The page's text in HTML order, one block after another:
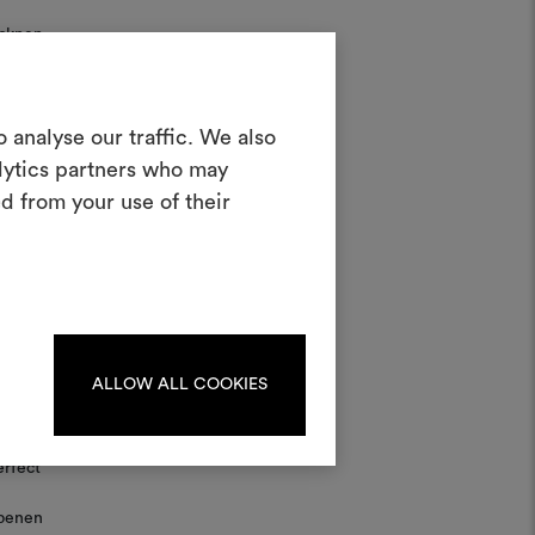
analyse our traffic. We also
partners who may
from your use of their
ALLOW ALL COOKIES
Tool, mit dem Sie Ihre Ideen zum
und mit anderen teilen können,
zu erstellen oder
oder registrieren Sie sich.